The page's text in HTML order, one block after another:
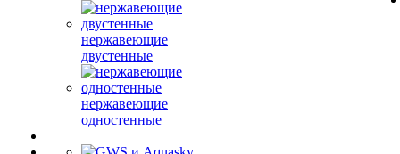
нержавеющие
двустенные
нержавеющие
одностенные